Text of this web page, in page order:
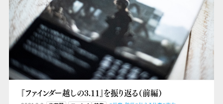
『ファインダー越しの3.11』を振り返る（前編）